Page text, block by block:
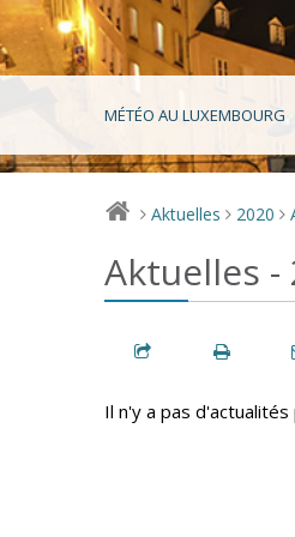
MÉTÉO AU LUXEMBOURG
> Aktuelles > 2020 >
Aktuelles -
Il n'y a pas